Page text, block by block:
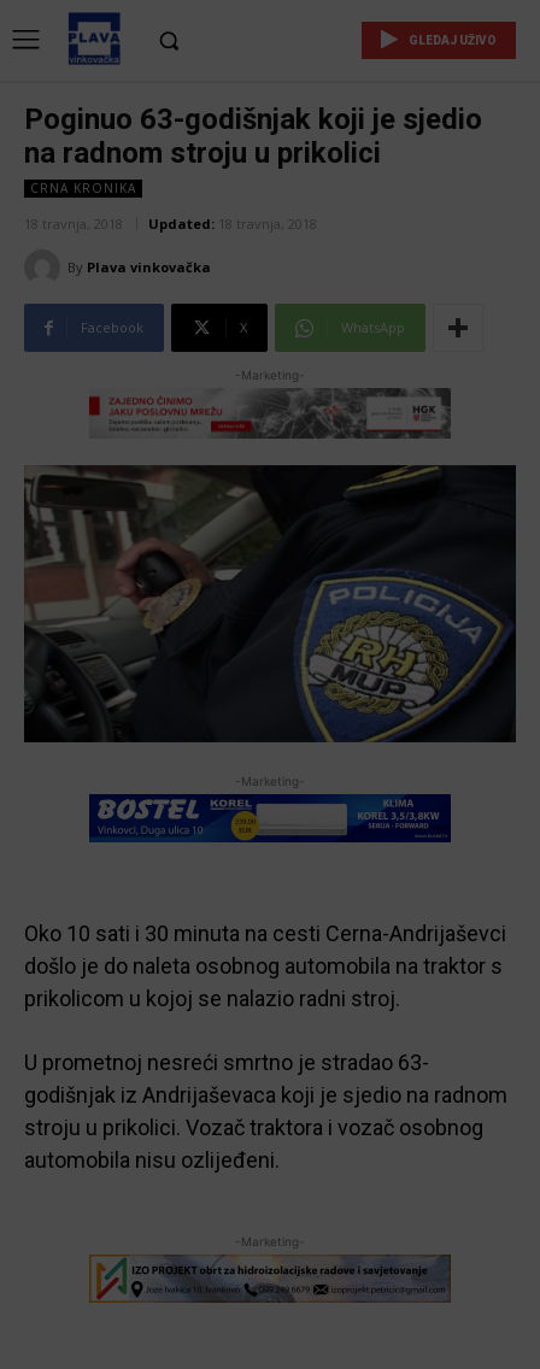
GLEDAJ UŽIVO
Poginuo 63-godišnjak koji je sjedio
na radnom stroju u prikolici
CRNA KRONIKA
18 travnja, 2018 Updated: 18 travnja, 2018
By Plava vinkovačka
Facebook X WhatsApp
-Marketing-
-Marketing-
Oko 10 sati i 30 minuta na cesti Cerna-Andrijaševci
došlo je do naleta osobnog automobila na traktor s
prikolicom u kojoj se nalazio radni stroj.
U prometnoj nesreći smrtno je stradao 63-
godišnjak iz Andrijaševaca koji je sjedio na radnom
stroju u prikolici. Vozač traktora i vozač osobnog
automobila nisu ozlijeđeni.
-Marketing-